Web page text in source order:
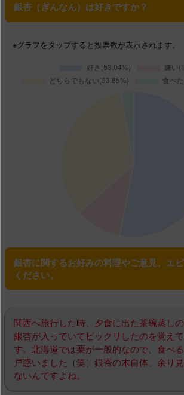
銀杏（ぎんなん）は好きですか？
※グラフ をタップする と投票数が表示されます。
銀杏に関するお好みの料理やご意見、エ
ください。
関西へ旅行した時、夕食に出た茶碗蒸し
銀杏が入っていてビックリしたのを覚え
す。北海道では栗が一般的なので、食べ
戸惑いました（笑）銀杏の木自体、余り
ないんですよね。